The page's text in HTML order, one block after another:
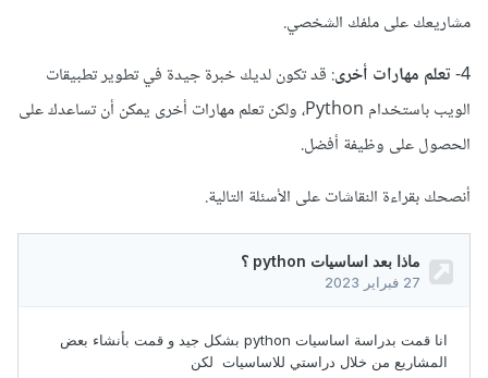
مشاريعك على ملفك الشخصي.
4- تعلم مهارات أخرى: قد تكون لديك خبرة جيدة في تطوير تطبيقات
الويب باستخدام Python، ولكن تعلم مهارات أخرى يمكن أن تساعدك على
الحصول على وظيفة أفضل.
أنصحك بقراءة النقاشات على الأسئلة التالية.